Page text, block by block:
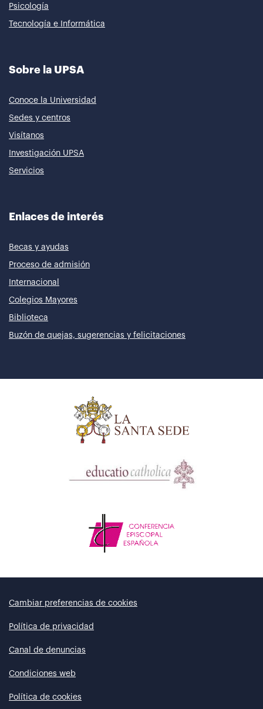
Psicología
Tecnología e Informática
Sobre la UPSA
Conoce la Universidad
Sedes y centros
Visítanos
Investigación UPSA
Servicios
Enlaces de interés
Becas y ayudas
Proceso de admisión
Internacional
Colegios Mayores
Biblioteca
Buzón de quejas, sugerencias y felicitaciones
Cambiar preferencias de cookies
Política de privacidad
Canal de denuncias
Condiciones web
Política de cookies